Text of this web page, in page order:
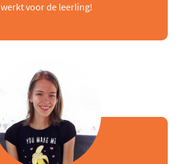
werkt voor de leerling!